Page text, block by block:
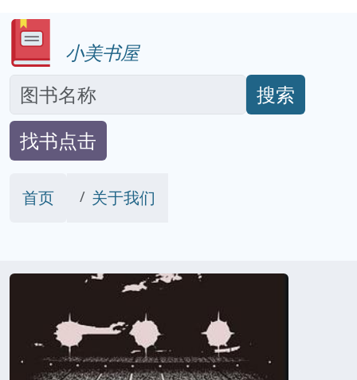
小美书屋
搜索
找书点击
首页 关于我们